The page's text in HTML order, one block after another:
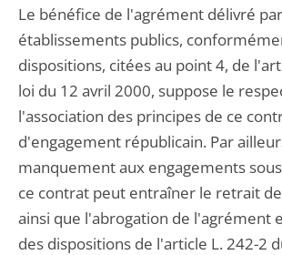
Le bénéfice de l'agrément délivré
établissements publics,
dispositions, citées au point 4, de
loi du 12 avril 2000, suppose le
l'association des principes de ce
d'engagement républicain. Par
manquement aux engagements
ce contrat peut entraîner le retrait
ainsi que l'abrogation de l'agrément
des dispositions de l'article L. 242-2